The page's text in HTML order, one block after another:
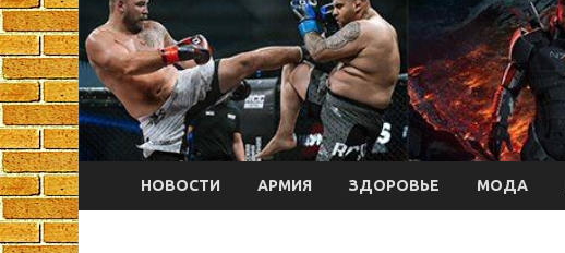
НОВОСТИ АРМИЯ ЗДОРОВЬЕ МОДА